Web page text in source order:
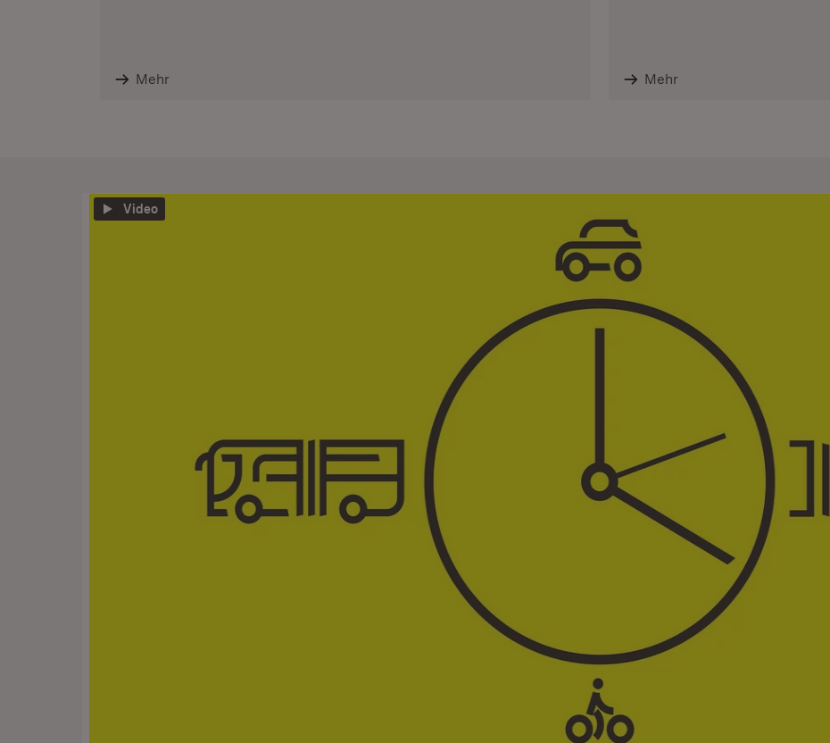
Mehr Mehr
Video